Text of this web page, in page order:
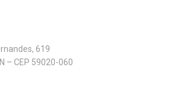
619
– CEP 59020-060